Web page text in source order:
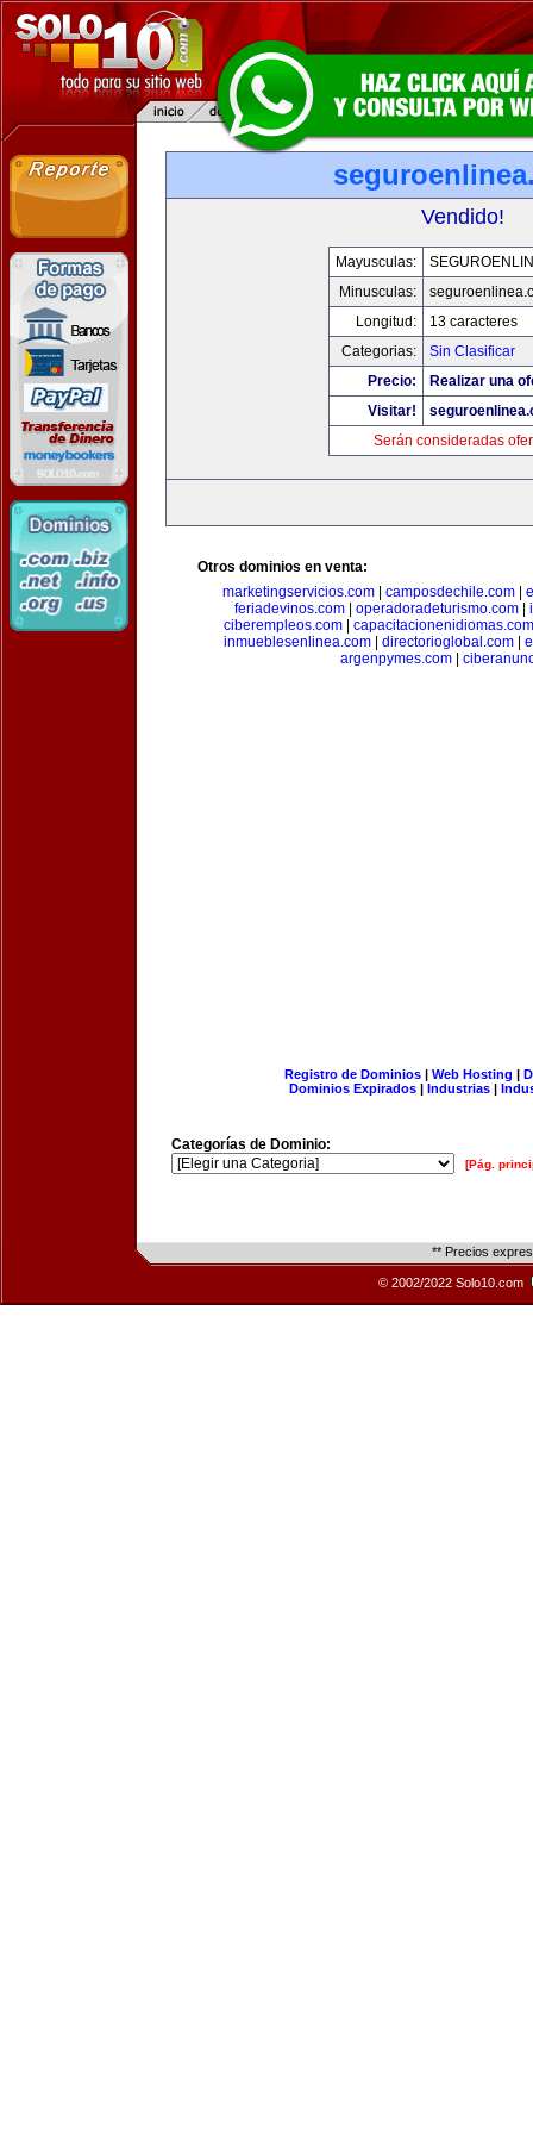
Vendido!
Mayusculas:
Minusculas:
Longitud:
13 caracteres
Categorias:
Sin Clasificar
Precio:
Realizar una
Visitar!
Serán consideradas
Otros dominios en venta:
marketingservicios.com| camposdechile.com|
feriadevinos.com| operadoradeturismo.com|
ciberempleos.com| capacitacionenidiomas.com
inmueblesenlinea.com| directorioglobal.com|
argenpymes.com
Registro de Dominios| Web Hosting |
Dominios Expirados | Industrias |
Categorías de Dominio:
[Pág.
** Precios
© 2002/2022 Solo10.com